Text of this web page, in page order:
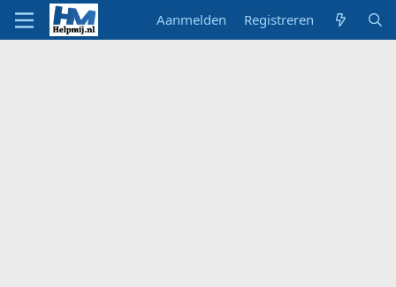
Aanmelden Registreren